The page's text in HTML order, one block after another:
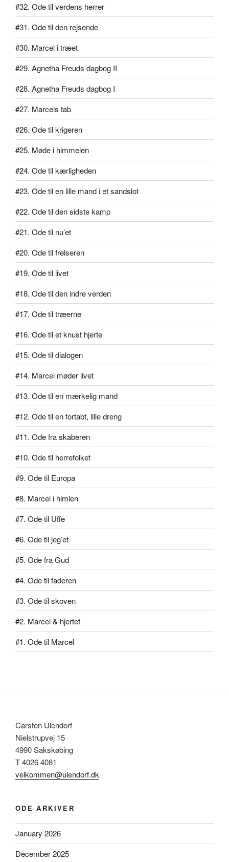
#32. Ode til verdens herrer
#31. Ode til den rejsende
#30. Marcel i træet
#29. Agnetha Freuds dagbog II
#28. Agnetha Freuds dagbog I
#27. Marcels tab
#26. Ode til krigeren
#25. Møde i himmelen
#24. Ode til kærligheden
#23. Ode til en lille mand i et sandslot
#22. Ode til den sidste kamp
#21. Ode til nu’et
#20. Ode til frelseren
#19. Ode til livet
#18. Ode til den indre verden
#17. Ode til træerne
#16. Ode til et knust hjerte
#15. Ode til dialogen
#14. Marcel møder livet
#13. Ode til en mærkelig mand
#12. Ode til en fortabt, lille dreng
#11. Ode fra skaberen
#10. Ode til herrefolket
#9. Ode til Europa
#8. Marcel i himlen
#7. Ode til Uffe
#6. Ode til jeg’et
#5. Ode fra Gud
#4. Ode til faderen
#3. Ode til skoven
#2. Marcel & hjertet
#1. Ode til Marcel
Carsten Ulendorf
Nielstrupvej 15
4990 Sakskøbing
T 4026 4081
velkommen@ulendorf.dk
ODE ARKIVER
January 2026
December 2025